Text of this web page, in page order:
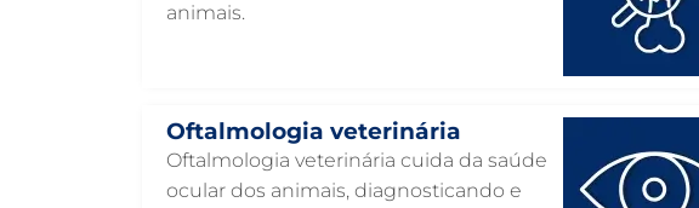
animais.
Oftalmologia veterinária
Oftalmologia veterinária cuida da saúde
ocular dos animais, diagnosticando e